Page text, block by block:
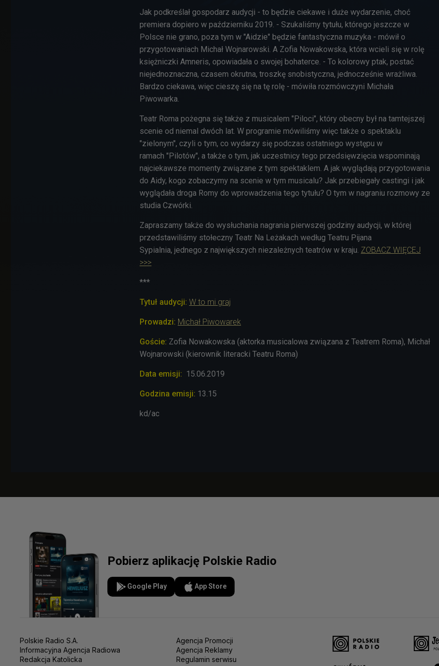
Jak podkreślał gospodarz audycji - to będzie ciekawe i duże wydarzenie, choć
premiera dopiero w październiku 2019. - Szukaliśmy tytułu, którego jeszcze w
Polsce nie grano, poza tym w "Aidzie" będzie fantastyczna muzyka - mówił o
przygotowaniach Michał Wojnarowski. A Zofia Nowakowska, która wcieli się w rolę
księżniczki Amneris, opowiadała o swojej bohaterce. - To kolorowy ptak, postać
niejednoznaczna, czasem okrutna, troszkę snobistyczna, jednocześnie wrażliwa.
Bardzo ciekawa, więc cieszę się na tę rolę - mówiła rozmówczyni Michała
Piwowarka.
Teatr Roma pożegna się także z musicalem "Piloci", który obecny był na tamtejszej
scenie od niemal dwóch lat. W programie mówiliśmy więc także o spektaklu
"zielonym", czyli o tym, co wydarzy się podczas ostatniego występu w
ramach "Pilotów", a także o tym, jak uczestnicy tego przedsięwzięcia wspominają
najciekawsze momenty związane z tym spektaklem. A jak wyglądają przygotowania
do Aidy, kogo zobaczymy na scenie w tym musicalu? Jak przebiegały castingi i jak
wyglądała droga Romy do wprowadzenia tego tytułu? O tym w nagraniu rozmowy ze
studia Czwórki.
Zapraszamy także do wysłuchania nagrania pierwszej godziny audycji, w której
przedstawiliśmy stołeczny Teatr Na Leżakach według Teatru Pijana
Sypialnia, jednego z największych niezależnych teatrów w kraju. ZOBACZ WIĘCEJ
>>>
***
Tytuł audycji: W to mi graj
Prowadzi: Michał Piwowarek
Goście: Zofia Nowakowska (aktorka musicalowa związana z Teatrem Roma), Michał
Wojnarowski (kierownik literacki Teatru Roma)
Data emisji: 15.06.2019
Godzina emisji: 13.15
kd/ac
Pobierz aplikację Polskie Radio
Google Play App Store
Polskie Radio S.A.
Informacyjna Agencja Radiowa
Redakcja Katolicka
Agencja Promocji
Agencja Reklamy
Regulamin serwisu